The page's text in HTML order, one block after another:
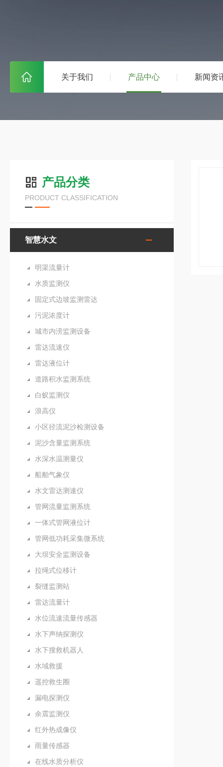
关于我们 产品中心 新闻资
产品分类
PRODUCT CLASSIFICATION
智慧水文
明渠流量计
水质监测仪
固定式边坡监测雷达
污泥浓度计
城市内涝监测设备
雷达流速仪
雷达液位计
道路积水监测系统
白蚁监测仪
浪高仪
小区径流泥沙检测设备
泥沙含量监测系统
水深水温测量仪
船舶气象仪
水文雷达测速仪
管网流量监测系统
一体式管网液位计
管网低功耗采集微系统
大坝安全监测设备
拉绳式位移计
裂缝监测站
雷达流量计
水位流速流量传感器
水下声纳探测仪
水下搜救机器人
水域救援
遥控救生圈
漏电探测仪
余震监测仪
红外热成像仪
雨量传感器
在线水质分析仪